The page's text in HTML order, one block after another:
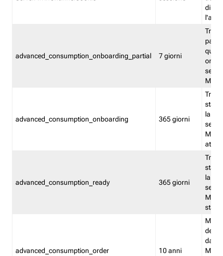
advanced_consumption_onboarding_partial 7 giorni
advanced_consumption_onboarding 365 giorni
stata
la
advanced_consumption_ready 365 giorni
stata
la
stato
advanced_consumption_order 10 anni
delle